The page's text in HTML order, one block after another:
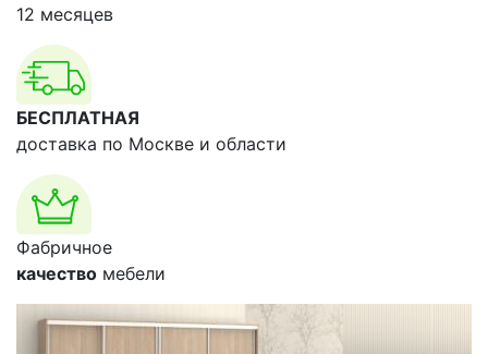
12 месяцев
БЕСПЛАТНАЯ
доставка по Москве и области
Фабричное
качество мебели